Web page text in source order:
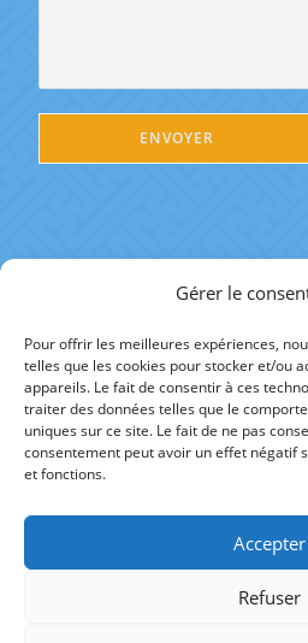
Gérer le
Pour offrir les meilleures expériences,
telles que les cookies pour stocker et/ou
appareils. Le fait de consentir à ces
traiter des données telles que le
uniques sur ce site. Le fait de ne pas
consentement peut avoir un effet négatif
et fonctions.
Accepter
Refuser
AUTRE